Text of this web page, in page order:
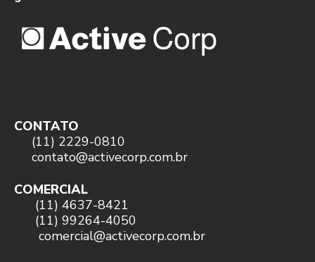
CONTATO
(11) 2229-0810
contato@activecorp.com.br
COMERCIAL
(11) 4637-8421
(11) 99264-4050
comercial@activecorp.com.br